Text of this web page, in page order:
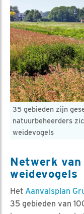
35 gebieden zijn
natuurbeheerders
weidevogels
Netwerk
weidevogels
Het Aanvalsplan
35 gebieden van